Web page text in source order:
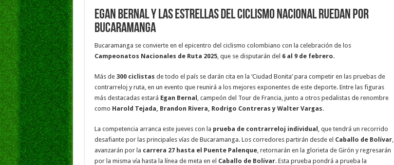
Egan Bernal y las estrellas del ciclismo nacional ruedan por
Bucaramanga
Bucaramanga se convierte en el epicentro del ciclismo colombiano con la celebración de los
Campeonatos Nacionales de Ruta 2025, que se disputarán del 6 al 9 de febrero.
Más de 300 ciclistas de todo el país se darán cita en la ‘Ciudad Bonita’ para competir en las pruebas de
contrarreloj y ruta, en un evento que reunirá a los mejores exponentes de este deporte. Entre las figuras
más destacadas estará Egan Bernal , campeón del Tour de Francia, junto a otros pedalistas de renombre
como Harold Tejada, Brandon Rivera, Rodrigo Contreras y Walter Vargas.
La competencia arranca este jueves con la prueba de contrarreloj individual , que tendrá un recorrido
desafiante por las principales vías de Bucaramanga. Los corredores partirán desde el Caballo de Bolívar,
avanzarán por la carrera 27 hasta el Puente Palenque, retornarán en la glorieta de Girón y regresarán
por la misma vía hasta la línea de meta en el Caballo de Bolívar. Esta prueba pondrá a prueba la